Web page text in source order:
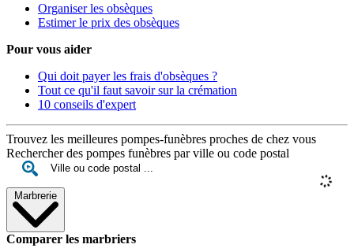
Organiser les obsèques
Estimer le prix des obsèques
Pour vous aider
Qui doit payer les frais d'obsèques ?
Tout ce qu'il faut savoir sur la crémation
10 conseils d'expert
Trouvez les meilleures pompes-funèbres proches de chez vous
Rechercher des pompes funèbres par ville ou code postal
Marbrerie
Comparer les marbriers